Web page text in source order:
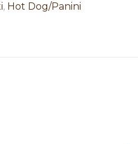
, Hot Dog/Panini